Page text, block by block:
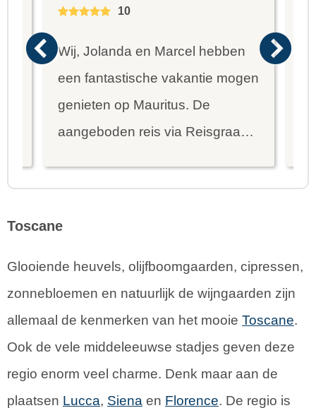
10
Wij, Jolanda en Marcel hebben
een fantastische vakantie mogen
genieten op Mauritus. De
aangeboden reis via Reisgraag
mooie dingen van het eiland te
Toscane
Glooiende heuvels, olijfboomgaarden, cipressen,
zonnebloemen en natuurlijk de wijngaarden zijn
allemaal de kenmerken van het mooie Toscane.
Ook de vele middeleeuwse stadjes geven deze
regio enorm veel charme. Denk maar aan de
plaatsen Lucca, Siena en Florence. De regio is